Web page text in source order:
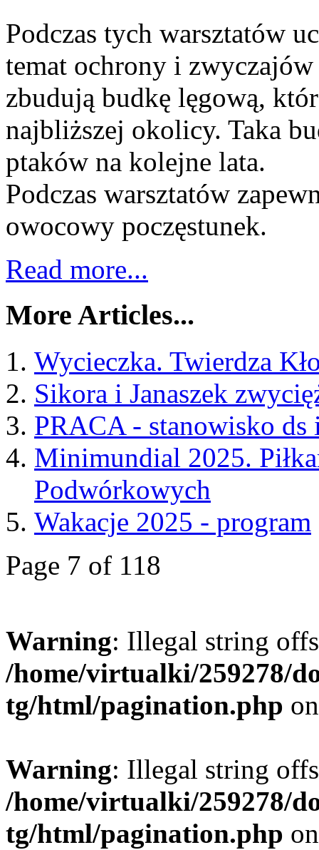
Podczas tych warsztatów
temat ochrony i zwyczajów
zbudują budkę lęgową,
najbliższej okolicy. Taka
ptaków na kolejne lata.
Podczas warsztatów
owocowy poczęstunek.
Read more...
More Articles...
Wycieczka. Twierdza
Sikora i Janaszek
PRACA - stanowisko ds
Minimundial 2025.
Podwórkowych
Wakacje 2025 - program
Page 7 of 118
Warning: Illegal string
/home/virtualki/259278/
tg/html/pagination.php
Warning: Illegal string
/home/virtualki/259278/
tg/html/pagination.php